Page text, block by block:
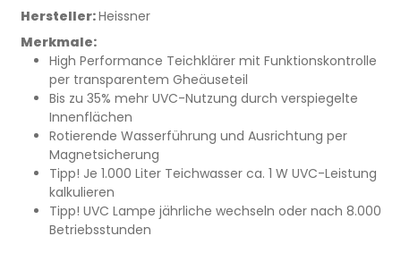
Hersteller:Heissner
Merkmale:
High Performance Teichklärer mit Funktionskontrolle
per transparentem Gheäuseteil
Bis zu 35% mehr UVC-Nutzung durch verspiegelte
Innenflächen
Rotierende Wasserführung und Ausrichtung per
Magnetsicherung
Tipp! Je 1.000 Liter Teichwasser ca. 1 W UVC-Leistung
kalkulieren
Tipp! UVC Lampe jährliche wechseln oder nach 8.000
Betriebsstunden